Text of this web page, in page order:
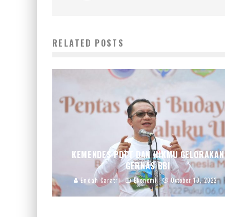
RELATED POSTS
KEMENDES PDTT DAN HIKMU GELORAKAN
GERNAS BBI
Endah Caratri Ekonomi October 10, 2022